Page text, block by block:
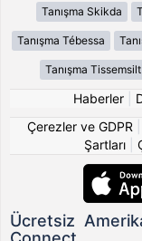
Tanışma Skikda
Tanışma Tébessa
Tanışma Tissemsilt
Haberler
Çerezler ve GDPR
Şartları|
Ücretsiz